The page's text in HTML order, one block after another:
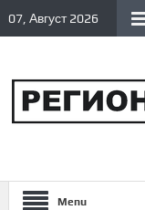
07, Август 2026
Menu